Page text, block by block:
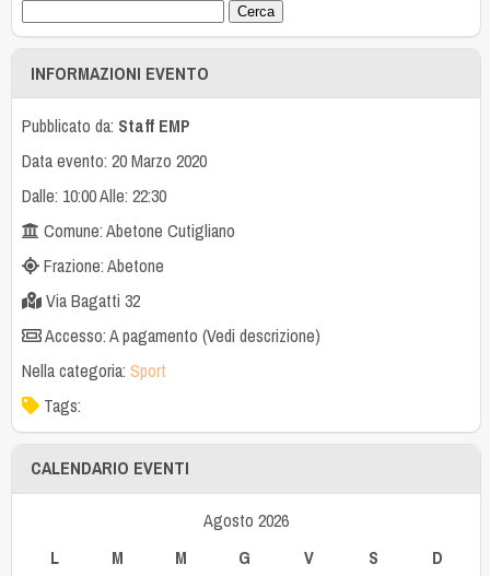
INFORMAZIONI EVENTO
Pubblicato da: Staff EMP
Data evento: 20 Marzo 2020
Dalle: 10:00 Alle: 22:30
Comune: Abetone Cutigliano
Frazione: Abetone
Via Bagatti 32
Accesso: A pagamento (Vedi descrizione)
Nella categoria: Sport
Tags:
CALENDARIO EVENTI
Agosto 2026
L
M M G V S D